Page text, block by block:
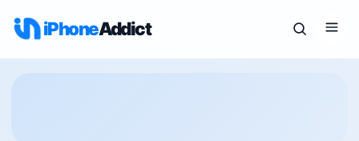
iPhoneAddict